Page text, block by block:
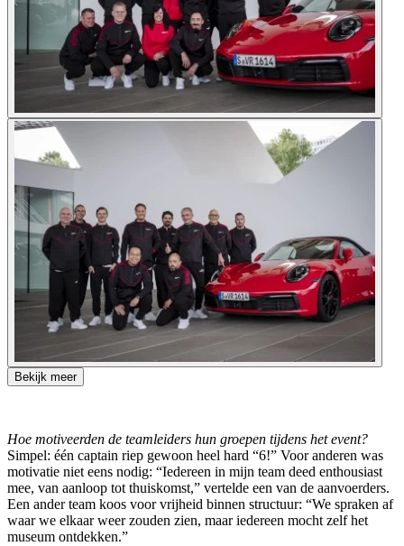
Bekijk meer
Hoe motiveerden de teamleiders hun groepen tijdens het event?
Simpel: één captain riep gewoon heel hard “6!” Voor anderen was
motivatie niet eens nodig: “Iedereen in mijn team deed enthousiast
mee, van aanloop tot thuiskomst,” vertelde een van de aanvoerders.
Een ander team koos voor vrijheid binnen structuur: “We spraken af
waar we elkaar weer zouden zien, maar iedereen mocht zelf het
museum ontdekken.”